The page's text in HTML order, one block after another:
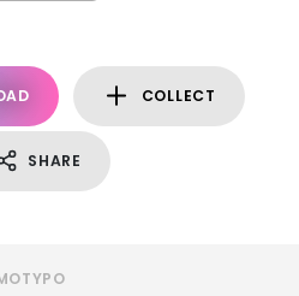
COLLECT
SHARE